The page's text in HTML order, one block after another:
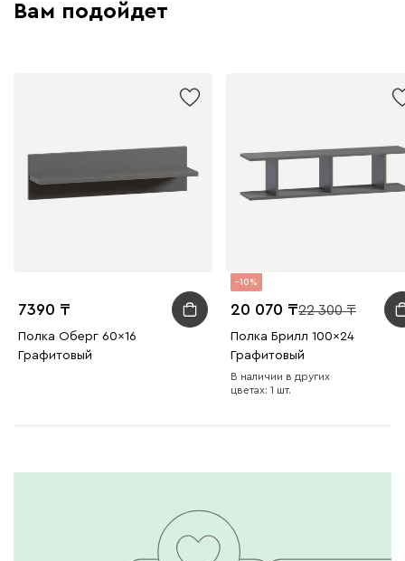
Вам подойдет
7390
Полка Оберг 60x16
Графитовый
10
20 070 22 300
Полка Брилл 100x24
Графитовый
В наличии в других
цветах: 1 шт.